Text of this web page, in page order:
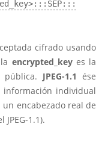
cifrado usando
encrypted_keyes la
pública. JPEG-1.1 ése
individual
un encabezado real de
1.1).